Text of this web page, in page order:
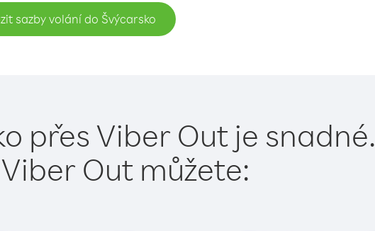
sazby volání do Švýcarsko
přes Viber Out je snadné.
Out můžete: